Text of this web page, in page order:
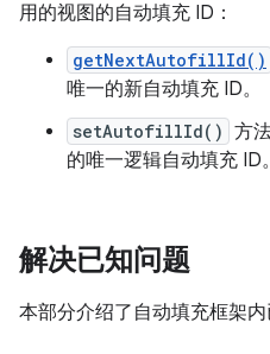
用的视图的自动填充 ID：
getNextAutofillId()
唯一的新自动填充 ID。
setAutofillId() 方
的唯一逻辑自动填充 ID。
解决已知问题
本部分介绍了自动填充框架内